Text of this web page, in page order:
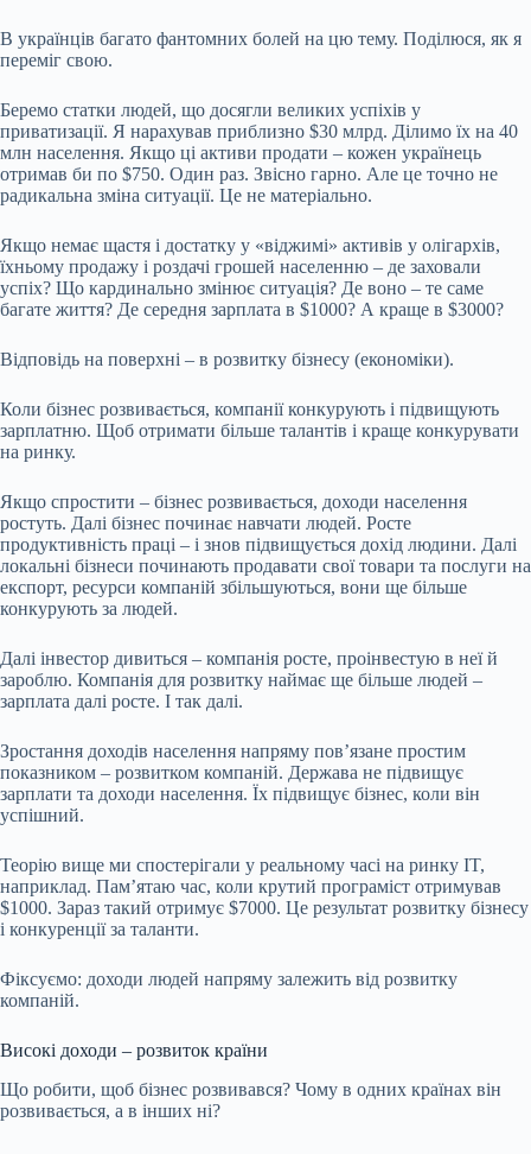
В українців багато фантомних болей на цю тему. Поділюся, як я
переміг свою.
Беремо статки людей, що досягли великих успіхів у
приватизації. Я нарахував приблизно $30 млрд. Ділимо їх на 40
млн населення. Якщо ці активи продати – кожен українець
отримав би по $750. Один раз. Звісно гарно. Але це точно не
радикальна зміна ситуації. Це не матеріально.
Якщо немає щастя і достатку у «віджимі» активів у олігархів,
їхньому продажу і роздачі грошей населенню – де заховали
успіх? Що кардинально змінює ситуація? Де воно – те саме
багате життя? Де середня зарплата в $1000? А краще в $3000?
Відповідь на поверхні – в розвитку бізнесу (економіки).
Коли бізнес розвивається, компанії конкурують і підвищують
зарплатню. Щоб отримати більше талантів і краще конкурувати
на ринку.
Якщо спростити – бізнес розвивається, доходи населення
ростуть. Далі бізнес починає навчати людей. Росте
продуктивність праці – і знов підвищується дохід людини. Далі
локальні бізнеси починають продавати свої товари та послуги на
експорт, ресурси компаній збільшуються, вони ще більше
конкурують за людей.
Далі інвестор дивиться – компанія росте, проінвестую в неї й
зароблю. Компанія для розвитку наймає ще більше людей –
зарплата далі росте. І так далі.
Зростання доходів населення напряму повʼязане простим
показником – розвитком компаній. Держава не підвищує
зарплати та доходи населення. Їх підвищує бізнес, коли він
успішний.
Теорію вище ми спостерігали у реальному часі на ринку IT,
наприклад. Памʼятаю час, коли крутий програміст отримував
$1000. Зараз такий отримує $7000. Це результат розвитку бізнесу
і конкуренції за таланти.
Фіксуємо: доходи людей напряму залежить від розвитку
компаній.
Високі доходи – розвиток країни
Що робити, щоб бізнес розвивався? Чому в одних країнах він
розвивається, а в інших ні?